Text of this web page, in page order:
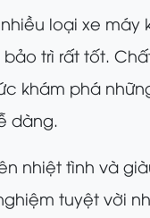
loại xe máy
trì rất tốt.
khám phá
dàng.
nhiệt tình và
tuyệt vời